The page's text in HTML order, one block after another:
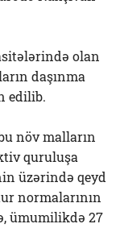
olan
daşınma
edilib.
növ malların
quruluşa
üzərində qeyd
normalarının
ümumilikdə 27